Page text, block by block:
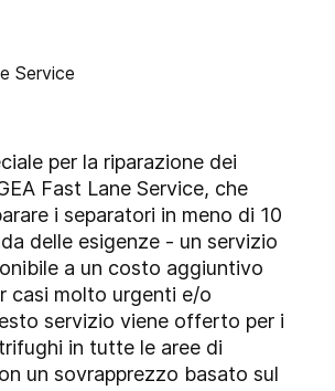
per la riparazione dei
Fast Lane Service, che
i separatori in meno di 10
delle esigenze - un servizio
a un costo aggiuntivo
casi molto urgenti e/o
servizio viene offerto per i
in tutte le aree di
un sovrapprezzo basato sul